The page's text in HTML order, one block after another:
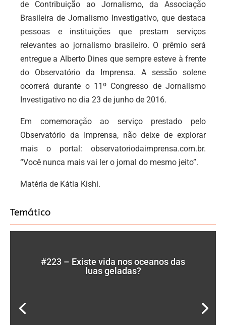
de Contribuição ao Jornalismo, da Associação
Brasileira de Jornalismo Investigativo, que destaca
pessoas e instituições que prestam serviços
relevantes ao jornalismo brasileiro. O prêmio será
entregue a Alberto Dines que sempre esteve à frente
do Observatório da Imprensa. A sessão solene
ocorrerá durante o 11º Congresso de Jornalismo
Investigativo no dia 23 de junho de 2016.
Em comemoração ao serviço prestado pelo
Observatório da Imprensa, não deixe de explorar
mais o portal: observatoriodaimprensa.com.br.
“Você nunca mais vai ler o jornal do mesmo jeito”.
Matéria de Kátia Kishi.
Temático
#223 – Existe vida nos oceanos das
luas geladas?